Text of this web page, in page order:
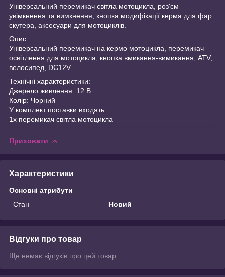
Універсальний перемикач світла мотоцикла, роз'єм
увімкнення та вимкнення, кнопка модифікації керма для фар
скутера, аксесуари для мотоциклів.
Опис
Універсальний перемикач на кермо мотоцикла, перемикач
освітлення для мотоцикла, кнопка вмикання-вимикання, ATV,
велосипед, DC12V
Технічні характеристики:
Джерело живлення: 12 В
Колір: Чорний
У комплект поставки входять:
1x перемикач світла мотоцикла
Приховати
Характеристики
Основні атрибути
Стан
Новий
Відгуки про товар
Ще немає відгуків про цей товар